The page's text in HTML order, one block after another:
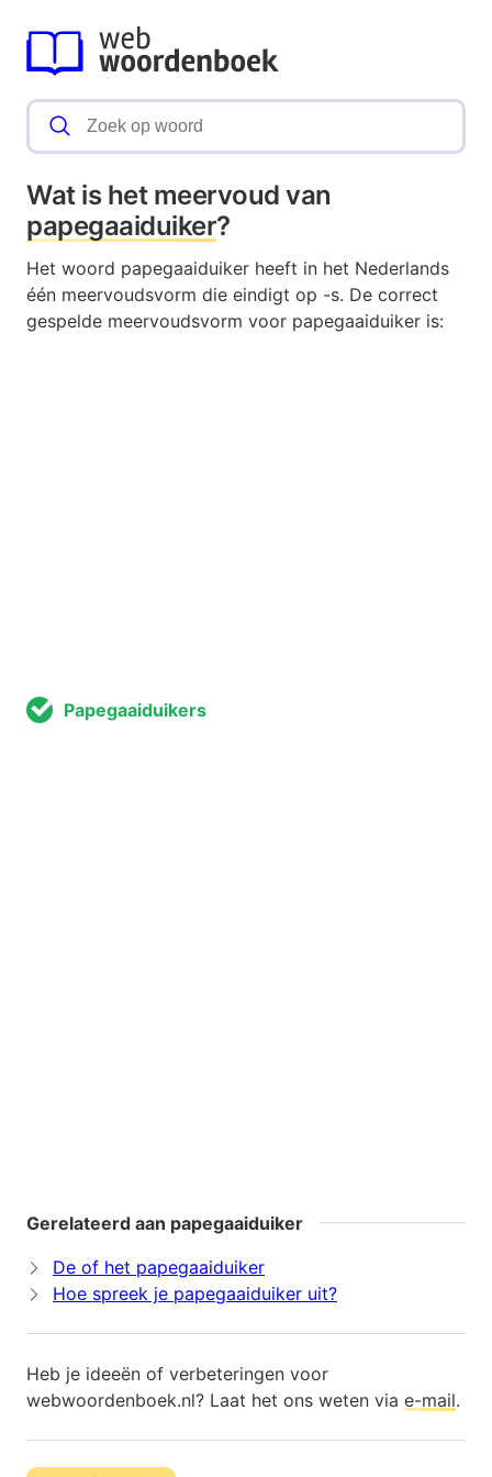
Wat is het meervoud van
papegaaiduiker?
Het woord papegaaiduiker heeft in het Nederlands
één meervoudsvorm die eindigt op -s. De correct
gespelde meervoudsvorm voor papegaaiduiker is:
Papegaaiduikers
Gerelateerd aan papegaaiduiker
De of het papegaaiduiker
Hoe spreek je papegaaiduiker uit?
Heb je ideeën of verbeteringen voor
webwoordenboek.nl? Laat het ons weten via e-mail.